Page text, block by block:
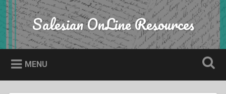
Skip
to
content
Search Salesian OnLine Resources
MENU